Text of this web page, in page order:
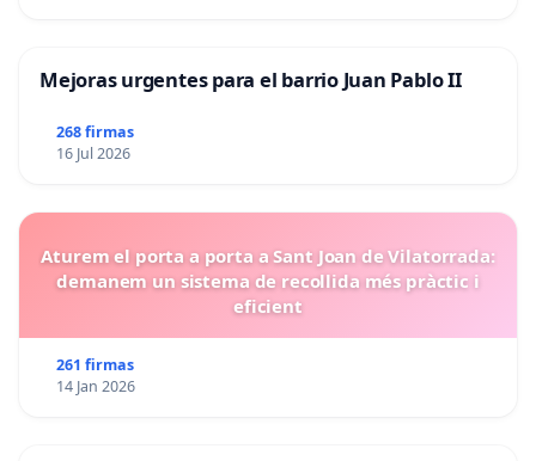
Mejoras urgentes para el barrio Juan Pablo II
268 firmas
16 Jul 2026
Aturem el porta a porta a Sant Joan de Vilatorrada:
demanem un sistema de recollida més pràctic i
eficient
261 firmas
14 Jan 2026